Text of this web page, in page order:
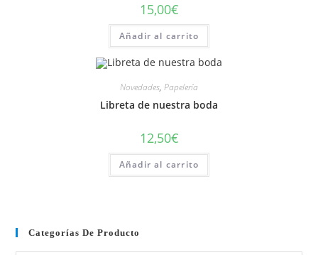
15,00€
Añadir al carrito
Novedades, Papelería
Libreta de nuestra boda
12,50€
Añadir al carrito
Categorías De Producto